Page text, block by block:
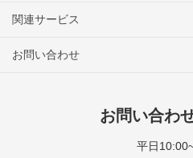
関連サービス
お問い合わせ
お問い合わ
平日